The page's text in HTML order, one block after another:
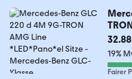
Sitze
19%
Fairer